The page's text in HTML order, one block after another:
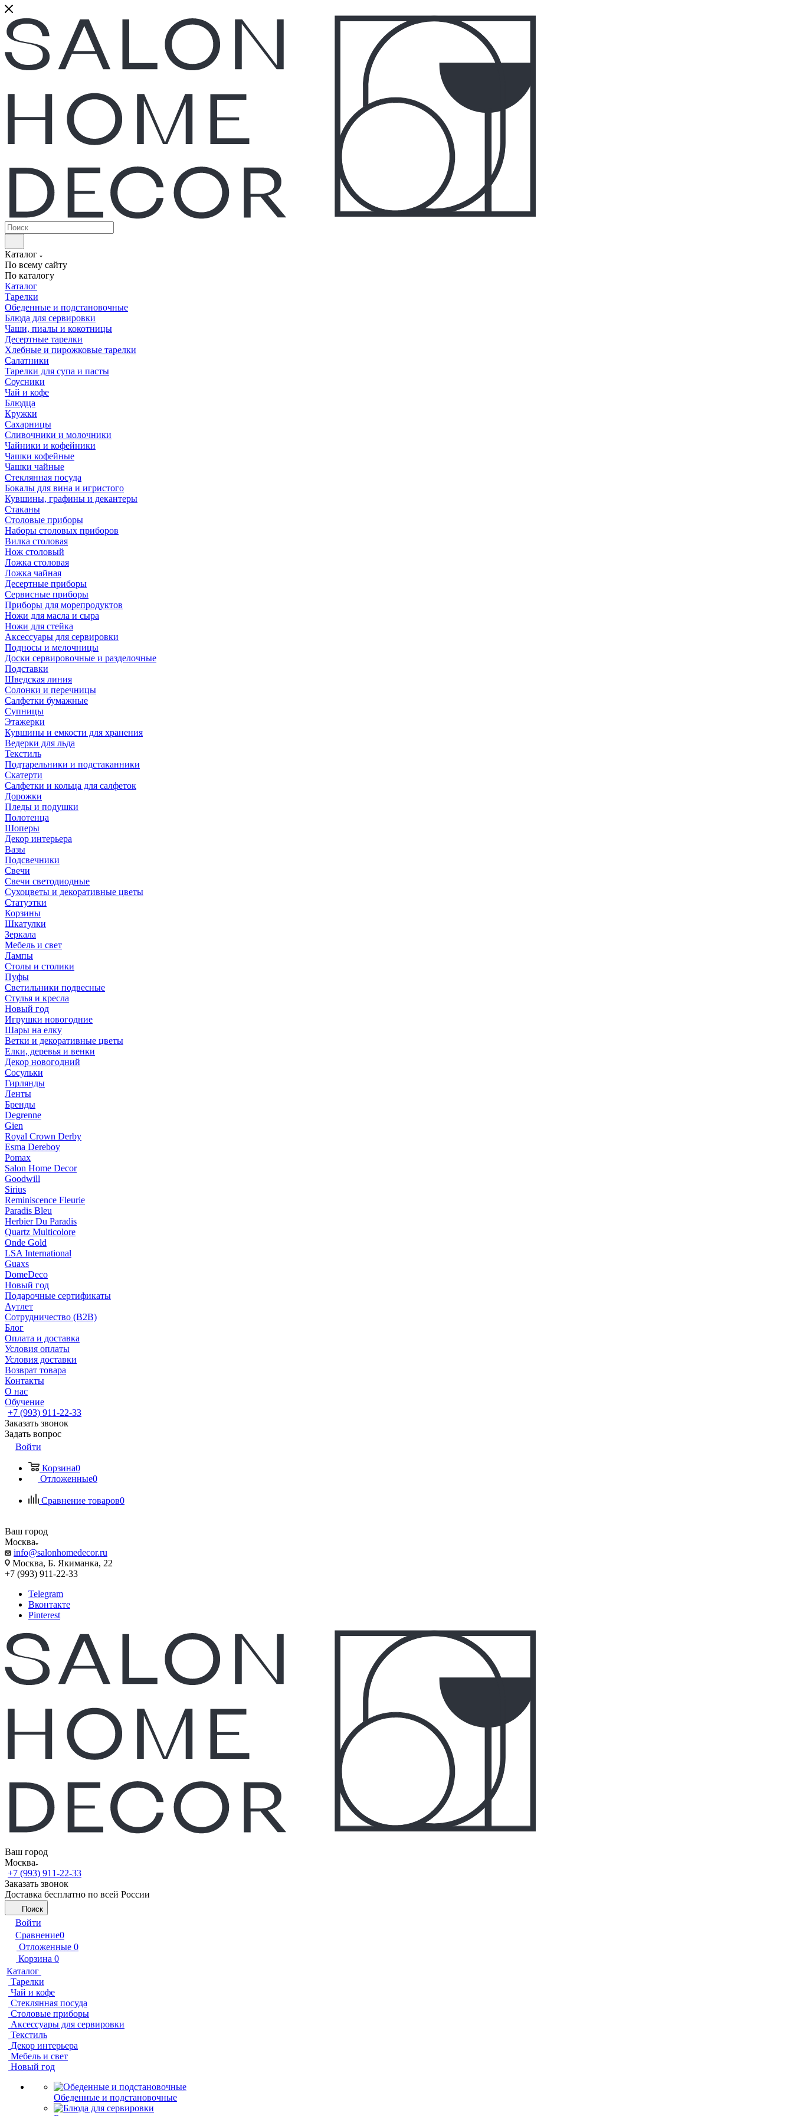
Каталог
По всему сайту
По каталогу
Каталог
Тарелки
Обеденные и подстановочные
Блюда для сервировки
Чаши, пиалы и кокотницы
Десертные тарелки
Хлебные и пирожковые тарелки
Салатники
Тарелки для супа и пасты
Соусники
Чай и кофе
Блюдца
Кружки
Сахарницы
Сливочники и молочники
Чайники и кофейники
Чашки кофейные
Чашки чайные
Стеклянная посуда
Бокалы для вина и игристого
Кувшины, графины и декантеры
Стаканы
Столовые приборы
Наборы столовых приборов
Вилка столовая
Нож столовый
Ложка столовая
Ложка чайная
Десертные приборы
Сервисные приборы
Приборы для морепродуктов
Ножи для масла и сыра
Ножи для стейка
Аксессуары для сервировки
Подносы и мелочницы
Доски сервировочные и разделочные
Подставки
Шведская линия
Солонки и перечницы
Салфетки бумажные
Супницы
Этажерки
Кувшины и емкости для хранения
Ведерки для льда
Текстиль
Подтарельники и подстаканники
Скатерти
Салфетки и кольца для салфеток
Дорожки
Пледы и подушки
Полотенца
Шоперы
Декор интерьера
Вазы
Подсвечники
Свечи
Свечи светодиодные
Сухоцветы и декоративные цветы
Статуэтки
Корзины
Шкатулки
Зеркала
Мебель и свет
Лампы
Столы и столики
Пуфы
Светильники подвесные
Стулья и кресла
Новый год
Игрушки новогодние
Шары на елку
Ветки и декоративные цветы
Елки, деревья и венки
Декор новогодний
Сосульки
Гирлянды
Ленты
Бренды
Degrenne
Gien
Royal Crown Derby
Esma Dereboy
Pomax
Salon Home Decor
Goodwill
Sirius
Reminiscence Fleurie
Paradis Bleu
Herbier Du Paradis
Quartz Multicolore
Onde Gold
LSA International
Guaxs
DomeDeco
Новый год
Подарочные сертификаты
Аутлет
Сотрудничество (B2B)
Блог
Оплата и доставка
Условия оплаты
Условия доставки
Возврат товара
Контакты
О нас
Обучение
+7 (993) 911-22-33
Заказать звонок
Задать вопрос
Войти
Корзина0
Отложенные0
Сравнение товаров0
Ваш город
Москва
info@salonhomedecor.ru
Москва, Б. Якиманка, 22
+7 (993) 911-22-33
Telegram
Вконтакте
Pinterest
Ваш город
Москва
+7 (993) 911-22-33
Заказать звонок
Доставка бесплатно по всей России
Поиск
Войти
Сравнение0
Отложенные 0
Корзина 0
Каталог
Тарелки
Чай и кофе
Стеклянная посуда
Столовые приборы
Аксессуары для сервировки
Текстиль
Декор интерьера
Мебель и свет
Новый год
Обеденные и подстановочные